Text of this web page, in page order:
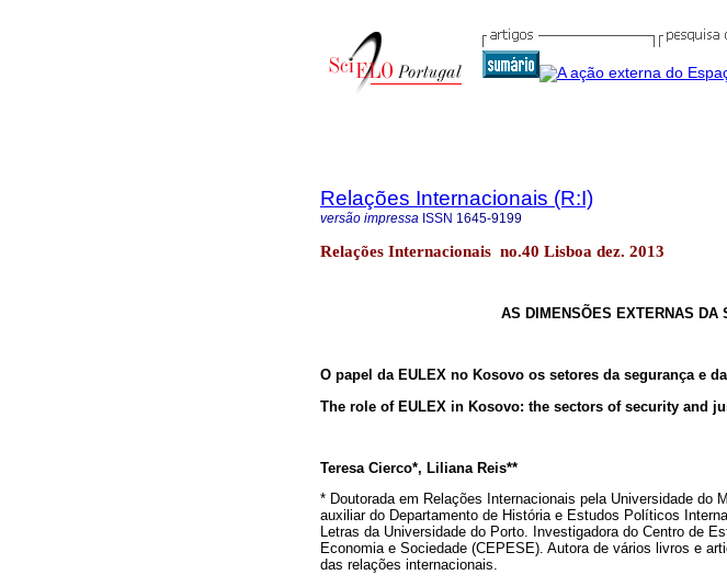
Relações Internacionais (R:I)
versão impressa ISSN 1645-9199
Relações Internacionais no.40 Lisboa dez. 2013
AS DIMENSÕES EXTERNAS DA
O papel da EULEX no Kosovo os setores da segurança e
The role of EULEX in Kosovo: the sectors of security and
Teresa Cierco*, Liliana Reis**
* Doutorada em Relações Internacionais pela Universidade do
auxiliar do Departamento de História e Estudos Políticos
Letras da Universidade do Porto. Investigadora do Centro de
Economia e Sociedade (CEPESE). Autora de vários livros e
das relações internacionais.